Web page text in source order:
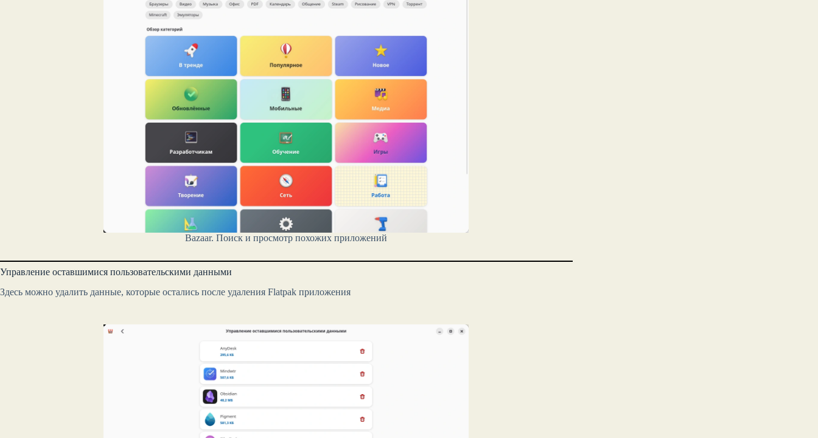
Bazaar. Поиск и просмотр похожих приложений
Управление оставшимися пользовательскими данными
Здесь можно удалить данные, которые остались после удаления Flatpak приложения